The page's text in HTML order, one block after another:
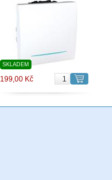
SKLADEM
199,00 Kč